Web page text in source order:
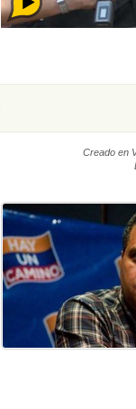
Creado en